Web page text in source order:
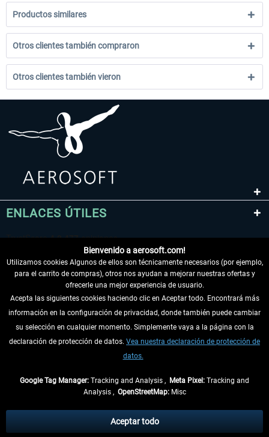
Productos similares
Otros clientes también compraron
Otros clientes también vieron
ENLACES ÚTILES
DESISTIR DEL CONTRATO
INFORMACIÓN
tasas de recepción si no se describe lo contrario
** De aplicación a envíos dentro de Alemania. Los plazos de envío para los
Bienvenido a aerosoft.com!
Utilizamos cookies Algunos de ellos son técnicamente necesarios (por ejemplo,
para el carrito de compras), otros nos ayudan a mejorar nuestras ofertas y
ofrecerle una mejor experiencia de usuario.
Acepta las siguientes cookies haciendo clic en Aceptar todo. Encontrará más
información en la configuración de privacidad, donde también puede cambiar
su selección en cualquier momento. Simplemente vaya a la página con la
declaración de protección de datos. Vea nuestra declaración de protección de
datos.
Google Tag Manager: Tracking and Analysis , Meta Pixel: Tracking and
Analysis , OpenStreetMap:Misc
Aceptar todo